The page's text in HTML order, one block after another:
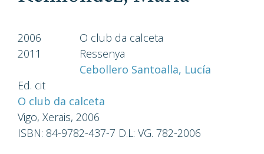
2006
O club da calceta
2011
Ressenya
Cebollero Santoalla, Lucía
Ed. cit
O club da calceta
Vigo, Xerais, 2006
ISBN: 84-9782-437-7 D.L: VG. 782-2006